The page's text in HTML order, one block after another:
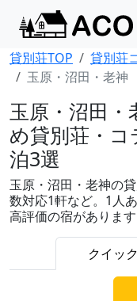
貸別荘TOP 貸別荘
玉原・沼田・老神
玉原・沼田
め貸別荘・
泊3選
玉原・沼田・老神の
数対応1軒など。1人
高評価の宿があります
クイッ